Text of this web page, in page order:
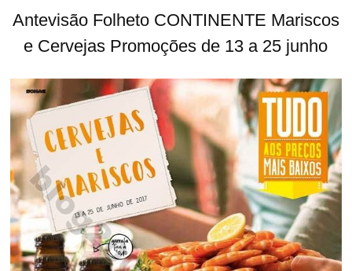
Antevisão Folheto CONTINENTE Mariscos
e Cervejas Promoções de 13 a 25 junho